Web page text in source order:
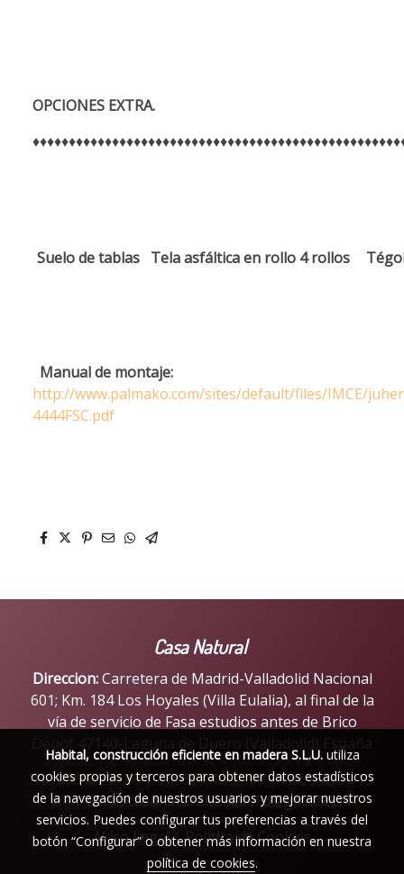
OPCIONES EXTRA.
Suelo de tablas Tela asfáltica en rollo 4 rollos
Manual de montaje:
http://www.palmako.com/sites/default/files/IMCE/
4444FSC.pdf
Casa Natural
Direccion:Carretera de Madrid-Valladolid Nacional
601; Km. 184 Los Hoyales (Villa Eulalia), al final de la
vía de servicio de Fasa estudios antes de Brico
Depot 47140-Laguna de Duero (Valladolid) España
Tlf:983 54 15 88|Tlf:677 40 23 68|Fax:983 54 15
88 |Email:casanaturalvalladolid@gmail.com
Aviso Legal|Política de Cookies
Habital, construcción eficiente en madera S.L.U.utiliza
cookies propias y terceros para obtener datos estadísticos
de la navegación de nuestros usuarios y mejorar nuestros
servicios. Puedes configurar tus preferencias a través del
botón “Configurar” o obtener más información en nuestra
política de cookies.